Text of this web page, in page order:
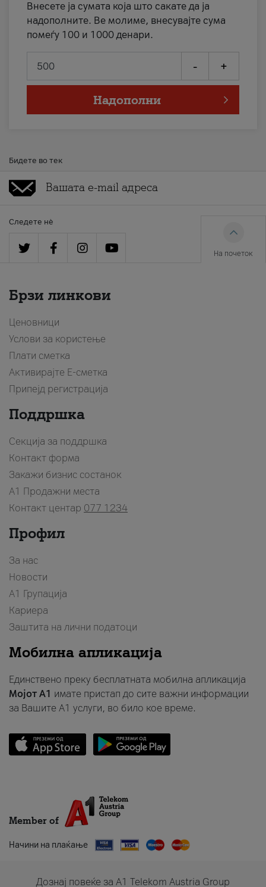
Внесете ја сумата која што сакате да ја
надополните. Ве молиме, внесувајте сума
помеѓу 100 и 1000 денари.
- +
Надополни
Бидете во тек
Следете нè
На почеток
Брзи линкови
Ценовници
Услови за користење
Плати сметка
Активирајте Е-сметка
Припејд регистрација
Поддршка
Секција за поддршка
Контакт форма
Закажи бизнис состанок
A1 Продажни места
Контакт центар 077 1234
Профил
За нас
Новости
А1 Групација
Кариера
Заштита на лични податоци
Мобилна апликација
Единствено преку бесплатната мобилна апликација
Мојот A1 имате пристап до сите важни информации
за Вашите A1 услуги, во било кое време.
Member of
Начини на плаќање
Дознај повеќе за A1 Telekom Austria Group